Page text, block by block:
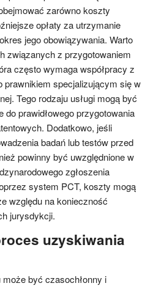
zarówno koszty
opłaty za utrzymanie
jego obowiązywania. Warto
związanych z przygotowaniem
często wymaga współpracy z
prawnikiem specjalizującym się w
Tego rodzaju usługi mogą być
do prawidłowego przygotowania
Dodatkowo, jeśli
badań lub testów przed
powinny być uwzględnione w
zgłoszenia
system PCT, koszty mogą
względu na konieczność
jurysdykcji.
uzyskiwania
być czasochłonny i